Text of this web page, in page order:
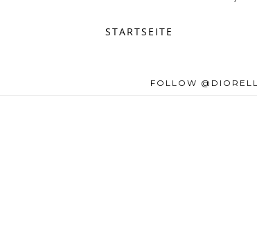
STARTSEITE
FOLLOW